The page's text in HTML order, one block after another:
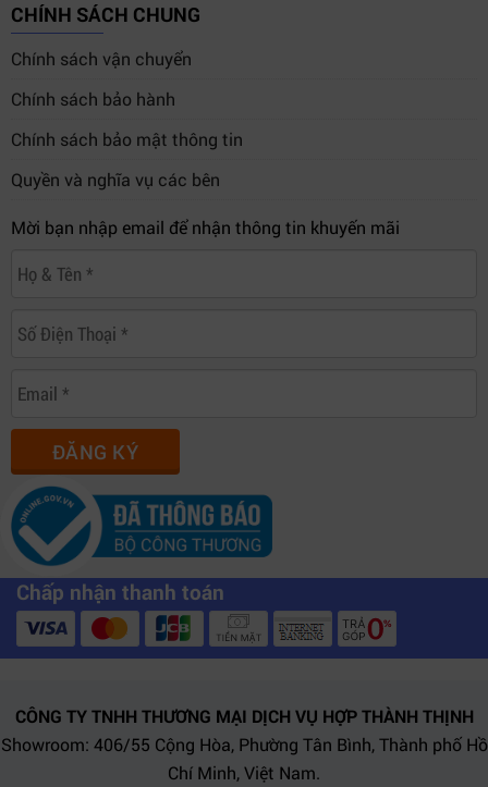
CHÍNH SÁCH CHUNG
Chính sách vận chuyển
Chính sách bảo hành
Chính sách bảo mật thông tin
Quyền và nghĩa vụ các bên
Mời bạn nhập email để nhận thông tin khuyến mãi
ĐĂNG KÝ
Chấp nhận thanh toán
CÔNG TY TNHH THƯƠNG MẠI DỊCH VỤ HỢP THÀNH THỊNH
Showroom: 406/55 Cộng Hòa, Phường Tân Bình, Thành phố Hồ
Chí Minh, Việt Nam.